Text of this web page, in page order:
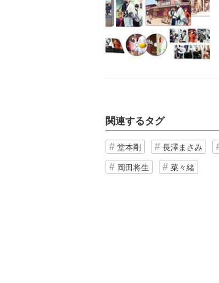
関連するタグ
堂本剛 長澤まさみ
岡田将生 菜々緒